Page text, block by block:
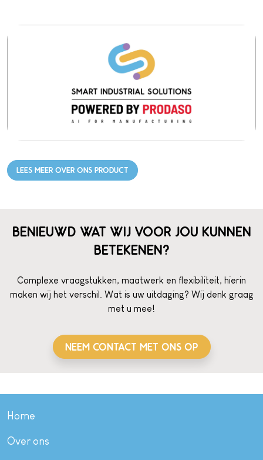
LEES MEER OVER ONS PRODUCT
BENIEUWD WAT WIJ VOOR JOU KUNNEN
BETEKENEN?
Complexe vraagstukken, maatwerk en flexibiliteit, hierin
maken wij het verschil. Wat is uw uitdaging? Wij denk graag
met u mee!
NEEM CONTACT MET ONS OP
Home
Over ons